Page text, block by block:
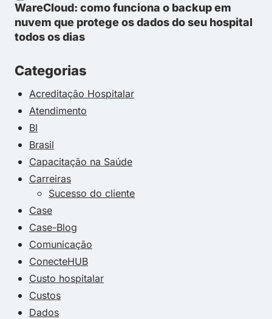
WareCloud: como funciona o backup em
nuvem que protege os dados do seu hospital
todos os dias
Categorias
Acreditação Hospitalar
Atendimento
BI
Brasil
Capacitação na Saúde
Carreiras
Sucesso do cliente
Case
Case-Blog
Comunicação
ConecteHUB
Custo hospitalar
Custos
Dados